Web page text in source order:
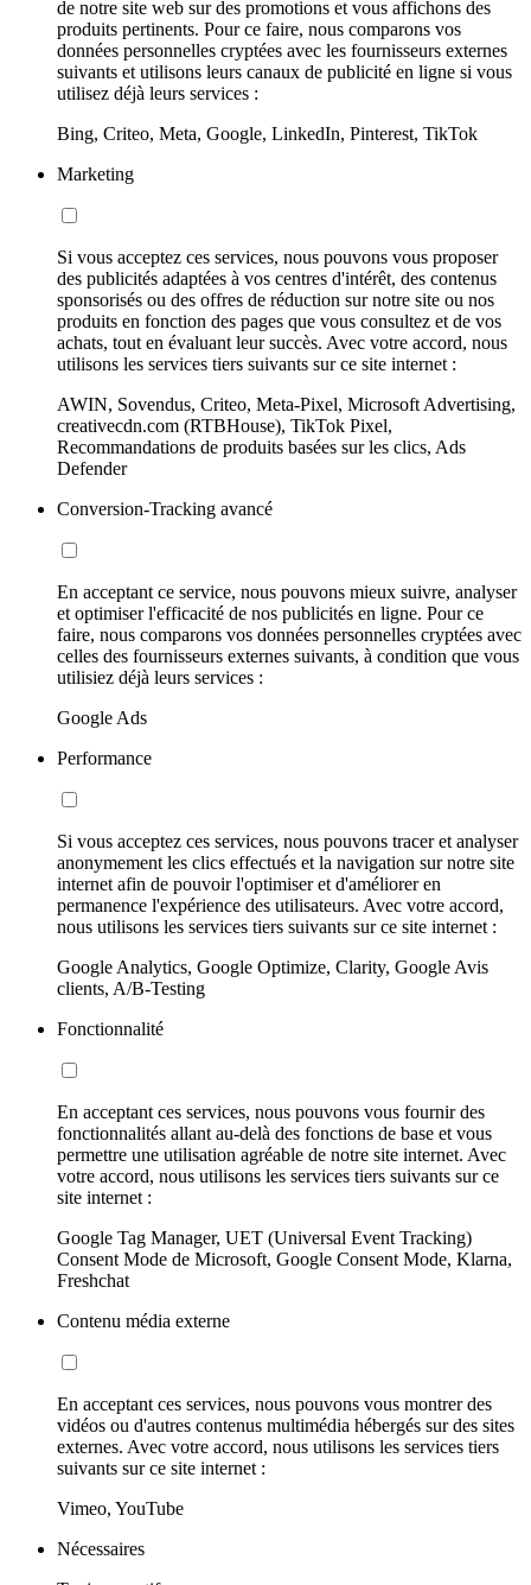
de notre site web sur des promotions et vous affichons des
produits pertinents. Pour ce faire, nous comparons vos
données personnelles cryptées avec les fournisseurs externes
suivants et utilisons leurs canaux de publicité en ligne si vous
utilisez déjà leurs services :
Bing, Criteo, Meta, Google, LinkedIn, Pinterest, TikTok
Marketing
Si vous acceptez ces services, nous pouvons vous proposer
des publicités adaptées à vos centres d'intérêt, des contenus
sponsorisés ou des offres de réduction sur notre site ou nos
produits en fonction des pages que vous consultez et de vos
achats, tout en évaluant leur succès. Avec votre accord, nous
utilisons les services tiers suivants sur ce site internet :
AWIN, Sovendus, Criteo, Meta-Pixel, Microsoft Advertising,
creativecdn.com (RTBHouse), TikTok Pixel,
Recommandations de produits basées sur les clics, Ads
Defender
Conversion-Tracking avancé
En acceptant ce service, nous pouvons mieux suivre, analyser
et optimiser l'efficacité de nos publicités en ligne. Pour ce
faire, nous comparons vos données personnelles cryptées avec
celles des fournisseurs externes suivants, à condition que vous
utilisiez déjà leurs services :
Google Ads
Performance
Si vous acceptez ces services, nous pouvons tracer et analyser
anonymement les clics effectués et la navigation sur notre site
internet afin de pouvoir l'optimiser et d'améliorer en
permanence l'expérience des utilisateurs. Avec votre accord,
nous utilisons les services tiers suivants sur ce site internet :
Google Analytics, Google Optimize, Clarity, Google Avis
clients, A/B-Testing
Fonctionnalité
En acceptant ces services, nous pouvons vous fournir des
fonctionnalités allant au-delà des fonctions de base et vous
permettre une utilisation agréable de notre site internet. Avec
votre accord, nous utilisons les services tiers suivants sur ce
site internet :
Google Tag Manager, UET (Universal Event Tracking)
Consent Mode de Microsoft, Google Consent Mode, Klarna,
Freshchat
Contenu média externe
En acceptant ces services, nous pouvons vous montrer des
vidéos ou d'autres contenus multimédia hébergés sur des sites
externes. Avec votre accord, nous utilisons les services tiers
suivants sur ce site internet :
Vimeo, YouTube
Nécessaires